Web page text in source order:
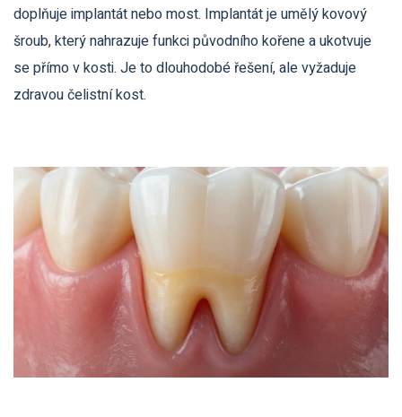
doplňuje implantát nebo most. Implantát je umělý kovový
šroub, který nahrazuje funkci původního kořene a ukotvuje
se přímo v kosti. Je to dlouhodobé řešení, ale vyžaduje
zdravou čelistní kost.